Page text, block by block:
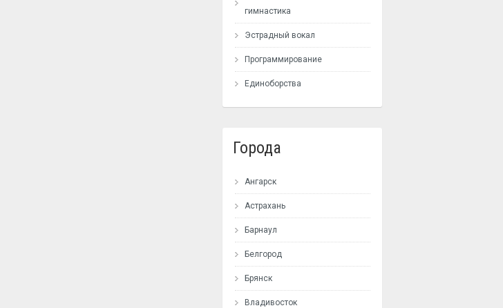
гимнастика
Эстрадный вокал
Программирование
Единоборства
Города
Ангарск
Астрахань
Барнаул
Белгород
Брянск
Владивосток